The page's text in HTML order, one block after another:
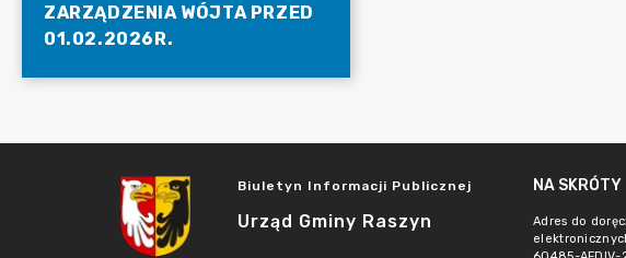
ZARZĄDZENIA WÓJTA PRZED
01.02.2026R.
Biuletyn Informacji Publicznej
Urząd Gminy Raszyn
NA SKRÓTY
Adres do